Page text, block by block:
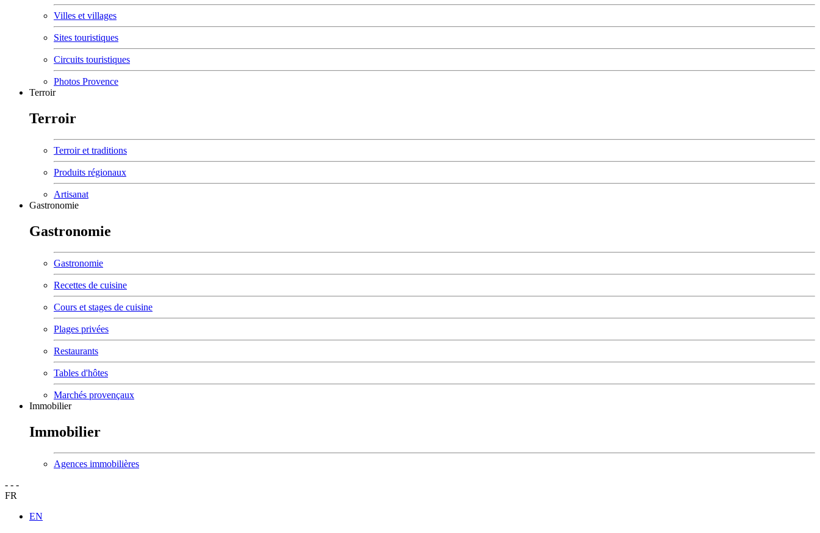
Villes et villages
Sites touristiques
Circuits touristiques
Photos Provence
Terroir
Terroir
Terroir et traditions
Produits régionaux
Artisanat
Gastronomie
Gastronomie
Gastronomie
Recettes de cuisine
Cours et stages de cuisine
Plages privées
Restaurants
Tables d'hôtes
Marchés provençaux
Immobilier
Immobilier
Agences immobilières
- - -
FR
EN